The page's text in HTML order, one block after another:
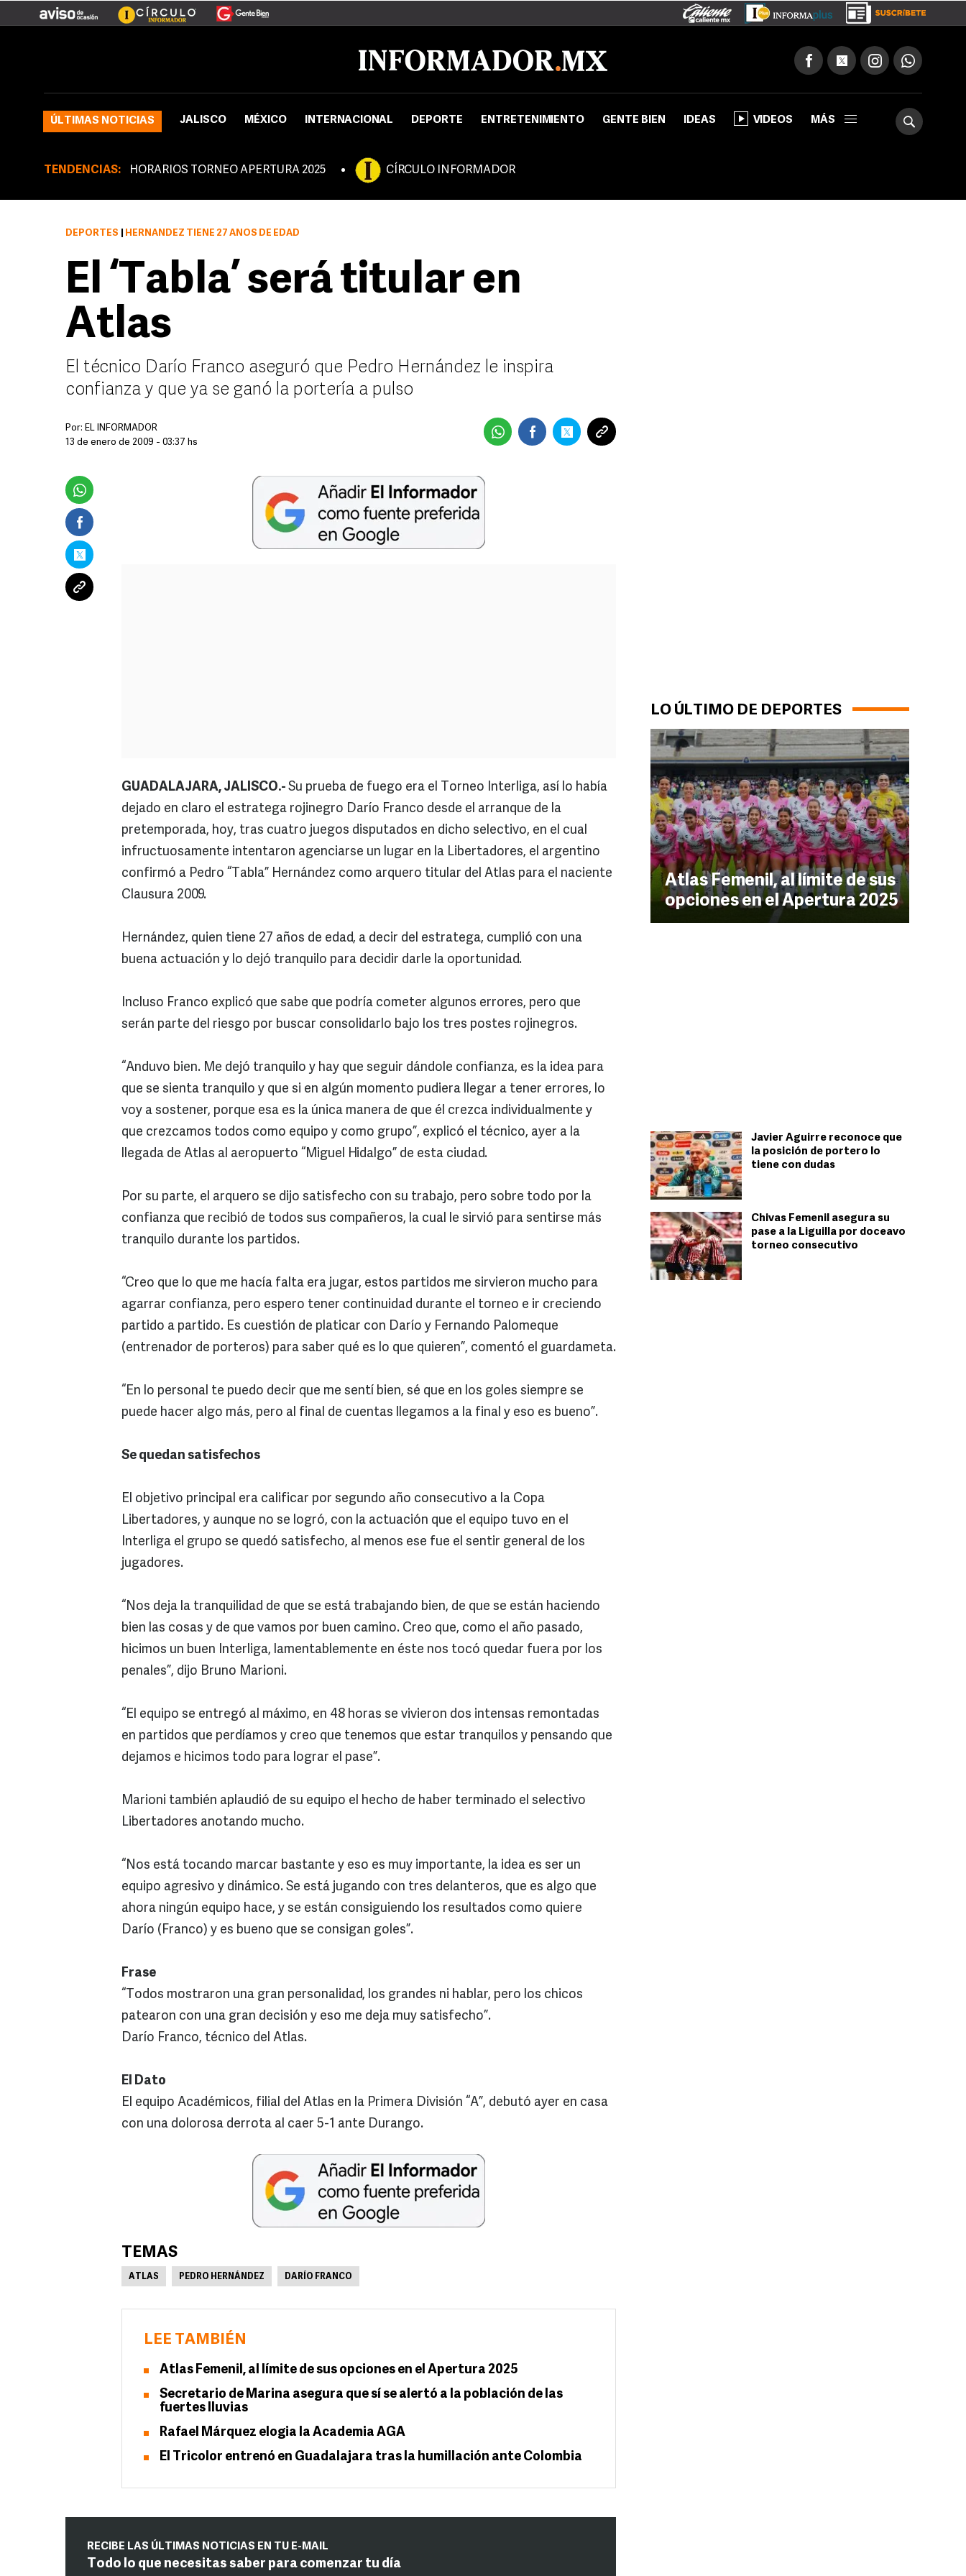
ÚLTIMAS NOTICIAS JALISCO MÉXICO INTERNACIONAL DEPORTE ENTRETENIMIENTO GENTE BIEN IDEAS VIDEOS MÁS
TENDENCIAS: HORARIOS TORNEO APERTURA 2025 CÍRCULO INFORMADOR
LO ÚLTIMO DE DEPORTES
Atlas Femenil, al límite de sus
opciones en el Apertura 2025
Javier Aguirre reconoce que
la posición de portero lo
tiene con dudas
Chivas Femenil asegura su
pase a la Liguilla por doceavo
torneo consecutivo
DEPORTES HERNÁNDEZ TIENE 27 AÑOS DE EDAD
El ‘Tabla’ será titular en
Atlas
El técnico Darío Franco aseguró que Pedro Hernández le inspira
confianza y que ya se ganó la portería a pulso
Por: EL INFORMADOR
13 de enero de 2009 - 03:37 hs
GUADALAJARA, JALISCO.- Su prueba de fuego era el Torneo Interliga, así lo había
dejado en claro el estratega rojinegro Darío Franco desde el arranque de la
pretemporada, hoy, tras cuatro juegos disputados en dicho selectivo, en el cual
infructuosamente intentaron agenciarse un lugar en la Libertadores, el argentino
confirmó a Pedro “Tabla” Hernández como arquero titular del Atlas para el naciente
Clausura 2009.
Hernández, quien tiene 27 años de edad, a decir del estratega, cumplió con una
buena actuación y lo dejó tranquilo para decidir darle la oportunidad.
Incluso Franco explicó que sabe que podría cometer algunos errores, pero que
serán parte del riesgo por buscar consolidarlo bajo los tres postes rojinegros.
“Anduvo bien. Me dejó tranquilo y hay que seguir dándole confianza, es la idea para
que se sienta tranquilo y que si en algún momento pudiera llegar a tener errores, lo
voy a sostener, porque esa es la única manera de que él crezca individualmente y
que crezcamos todos como equipo y como grupo”, explicó el técnico, ayer a la
llegada de Atlas al aeropuerto “Miguel Hidalgo” de esta ciudad.
Por su parte, el arquero se dijo satisfecho con su trabajo, pero sobre todo por la
confianza que recibió de todos sus compañeros, la cual le sirvió para sentirse más
tranquilo durante los partidos.
“Creo que lo que me hacía falta era jugar, estos partidos me sirvieron mucho para
agarrar confianza, pero espero tener continuidad durante el torneo e ir creciendo
partido a partido. Es cuestión de platicar con Darío y Fernando Palomeque
(entrenador de porteros) para saber qué es lo que quieren”, comentó el guardameta.
“En lo personal te puedo decir que me sentí bien, sé que en los goles siempre se
puede hacer algo más, pero al final de cuentas llegamos a la final y eso es bueno”.
Se quedan satisfechos
El objetivo principal era calificar por segundo año consecutivo a la Copa
Libertadores, y aunque no se logró, con la actuación que el equipo tuvo en el
Interliga el grupo se quedó satisfecho, al menos ese fue el sentir general de los
jugadores.
“Nos deja la tranquilidad de que se está trabajando bien, de que se están haciendo
bien las cosas y de que vamos por buen camino. Creo que, como el año pasado,
hicimos un buen Interliga, lamentablemente en éste nos tocó quedar fuera por los
penales”, dijo Bruno Marioni.
“El equipo se entregó al máximo, en 48 horas se vivieron dos intensas remontadas
en partidos que perdíamos y creo que tenemos que estar tranquilos y pensando que
dejamos e hicimos todo para lograr el pase”.
Marioni también aplaudió de su equipo el hecho de haber terminado el selectivo
Libertadores anotando mucho.
“Nos está tocando marcar bastante y eso es muy importante, la idea es ser un
equipo agresivo y dinámico. Se está jugando con tres delanteros, que es algo que
ahora ningún equipo hace, y se están consiguiendo los resultados como quiere
Darío (Franco) y es bueno que se consigan goles”.
Frase
“Todos mostraron una gran personalidad, los grandes ni hablar, pero los chicos
patearon con una gran decisión y eso me deja muy satisfecho”.
Darío Franco, técnico del Atlas.
El Dato
El equipo Académicos, filial del Atlas en la Primera División “A”, debutó ayer en casa
con una dolorosa derrota al caer 5-1 ante Durango.
TEMAS
ATLAS PEDRO HERNÁNDEZ DARÍO FRANCO
LEE TAMBIÉN
Atlas Femenil, al límite de sus opciones en el Apertura 2025
Secretario de Marina asegura que sí se alertó a la población de las
fuertes lluvias
Rafael Márquez elogia la Academia AGA
El Tricolor entrenó en Guadalajara tras la humillación ante Colombia
RECIBE LAS ÚLTIMAS NOTICIAS EN TU E-MAIL
Todo lo que necesitas saber para comenzar tu día